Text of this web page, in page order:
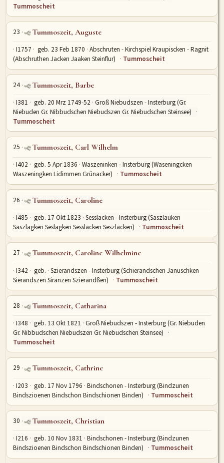
Tummoscheit
23 Tummoszeit, Auguste
I1757 geb. 23 Feb 1870 Abschruten - Kirchspiel Kraupiscken - Ragnit
(Abschruthen Jacken Jaaken Steinflur)
Tummoscheit
24 Tummoszeit, Barbe
I381 geb. 20 Mrz 1749-52 Groß Niebudszen - Insterburg (Gr.
Niebuden Gr. Nibbudschen Niebudszen Gr. Niebudschen Steinsee)
Tummoscheit
25 Tummoszeit, Carl Wilhelm
I402 geb. 5 Apr 1836 Waszeninken - Insterburg (Waseningcken
Waszeningken Lidimmen Grünacker)
Tummoscheit
26 Tummoszeit, Caroline
I485 geb. 17 Okt 1823 Sesslacken - Insterburg (Saszlauken
Saszlagken Seslagken Sesslacken Seszlacken)
Tummoscheit
27 Tummoszeit, Caroline Wilhelmine
I342 geb. Szierandszen - Insterburg (Schierandschen Januschken
Sierandszen Siranzen Szierandßen)
Tummoscheit
28 Tummoszeit, Catharina
I348 geb. 13 Okt 1821 Groß Niebudszen - Insterburg (Gr. Niebuden
Gr. Nibbudschen Niebudszen Gr. Niebudschen Steinsee)
Tummoscheit
29 Tummoszeit, Cathrine
I203 geb. 17 Nov 1796 Bindschonen - Insterburg (Bindzunen
Bindszioenen Bindschon Bindschionen Binden)
Tummoscheit
30 Tummoszeit, Christian
I216 geb. 10 Nov 1831 Bindschonen - Insterburg (Bindzunen
Bindszioenen Bindschon Bindschionen Binden)
Tummoscheit